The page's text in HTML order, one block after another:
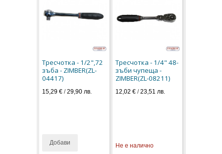
Тресчотка - 1/2",72
зъба - ZIMBER(ZL-
04417)
15,29 € /29,90 лв.
Добави
Тресчотка - 1/4" 48-
зъби чупеща -
ZIMBER(ZL-08211)
12,02 €/23,51 лв.
Не е налично